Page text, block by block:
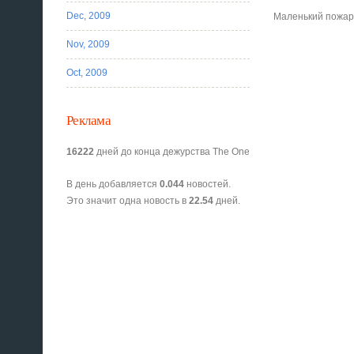
Маленький пожар
Dec, 2009
Nov, 2009
Oct, 2009
Реклама
16222дней до конца дежурства The One
В день добавляется 0.044новостей.
Это значит одна новость в 22.54дней.